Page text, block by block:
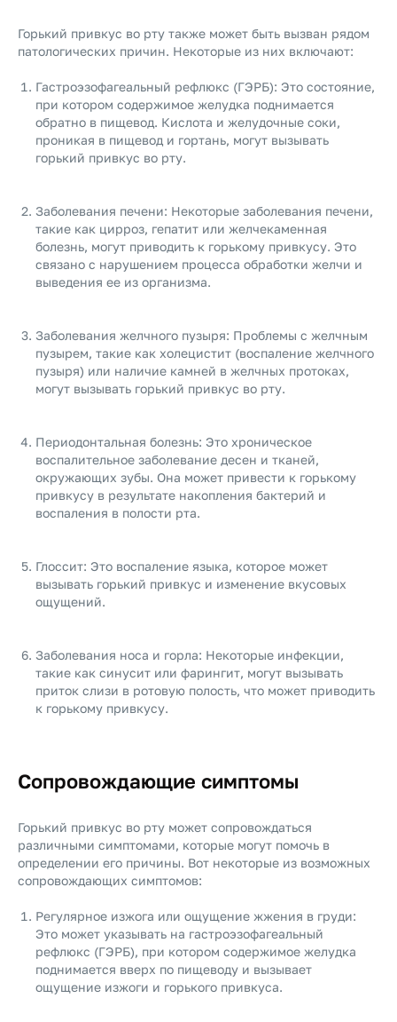
Горький привкус во рту также может быть вызван рядом
патологических причин. Некоторые из них включают:
Гастроэзофагеальный рефлюкс (ГЭРБ): Это состояние,
при котором содержимое желудка поднимается
обратно в пищевод. Кислота и желудочные соки,
проникая в пищевод и гортань, могут вызывать
горький привкус во рту.
Заболевания печени: Некоторые заболевания печени,
такие как цирроз, гепатит или желчекаменная
болезнь, могут приводить к горькому привкусу. Это
связано с нарушением процесса обработки желчи и
выведения ее из организма.
Заболевания желчного пузыря: Проблемы с желчным
пузырем, такие как холецистит (воспаление желчного
пузыря) или наличие камней в желчных протоках,
могут вызывать горький привкус во рту.
Периодонтальная болезнь: Это хроническое
воспалительное заболевание десен и тканей,
окружающих зубы. Она может привести к горькому
привкусу в результате накопления бактерий и
воспаления в полости рта.
Глоссит: Это воспаление языка, которое может
вызывать горький привкус и изменение вкусовых
ощущений.
Заболевания носа и горла: Некоторые инфекции,
такие как синусит или фарингит, могут вызывать
приток слизи в ротовую полость, что может приводить
к горькому привкусу.
Сопровождающие симптомы
Горький привкус во рту может сопровождаться
различными симптомами, которые могут помочь в
определении его причины. Вот некоторые из возможных
сопровождающих симптомов:
Регулярное изжога или ощущение жжения в груди:
Это может указывать на гастроэзофагеальный
рефлюкс (ГЭРБ), при котором содержимое желудка
поднимается вверх по пищеводу и вызывает
ощущение изжоги и горького привкуса.